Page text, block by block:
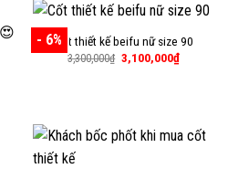
- 6%Cốt thiết kế beifu nữ size 90
3,300,000₫ Giá
gốc
3,100,000₫Giá
hiện